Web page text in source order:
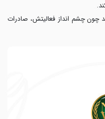
چون چشم انداز فعالیتش، صادرات